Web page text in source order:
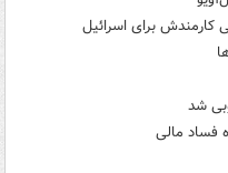
کارمندش برای اسرائیل
شد
فساد مالی